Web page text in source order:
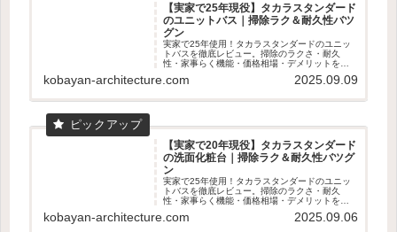
【実家で25年現役】タカラスタンダード
のユニットバス｜掃除ラク＆耐久性バツ
グン
実家で25年使用！タカラスタンダードのユニッ
トバスを徹底レビュー。掃除のラクさ・耐久
性・家事らく機能・価格相場・デメリットを数
kobayan-architecture.com 2025.09.09
【実家で20年現役】タカラスタンダード
の洗面化粧台｜掃除ラク＆耐久性バツグ
ン
実家で25年使用！タカラスタンダードのユニッ
トバスを徹底レビュー。掃除のラクさ・耐久
性・家事らく機能・価格相場・デメリットを数
kobayan-architecture.com 2025.09.06